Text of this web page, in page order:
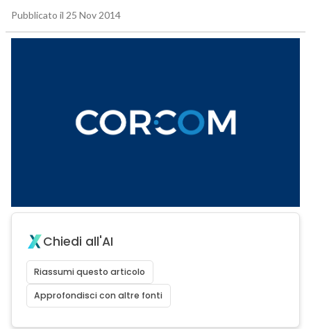
Pubblicato il 25 Nov 2014
Chiedi all'AI
Riassumi questo articolo
Approfondisci con altre fonti